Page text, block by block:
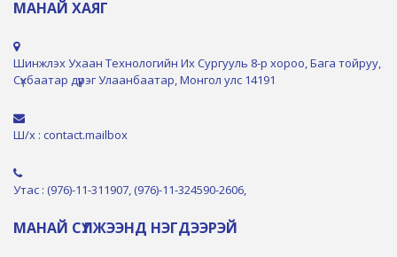
МАНАЙ ХАЯГ
Шинжлэх Ухаан Технологийн Их Сургууль 8-р хороо, Бага тойруу,
Сүхбаатар дүүрэг Улаанбаатар, Монгол улс 14191
Ш/х : contact.mailbox
Утас : (976)-11-311907, (976)-11-324590-2606,
МАНАЙ СҮЛЖЭЭНД НЭГДЭЭРЭЙ